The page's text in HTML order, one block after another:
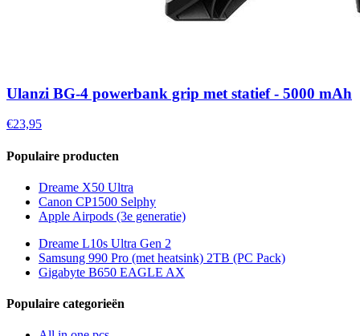
Ulanzi BG-4 powerbank grip met statief - 5000 mAh
€23,95
Populaire producten
Dreame X50 Ultra
Canon CP1500 Selphy
Apple Airpods (3e generatie)
Dreame L10s Ultra Gen 2
Samsung 990 Pro (met heatsink) 2TB (PC Pack)
Gigabyte B650 EAGLE AX
Populaire categorieën